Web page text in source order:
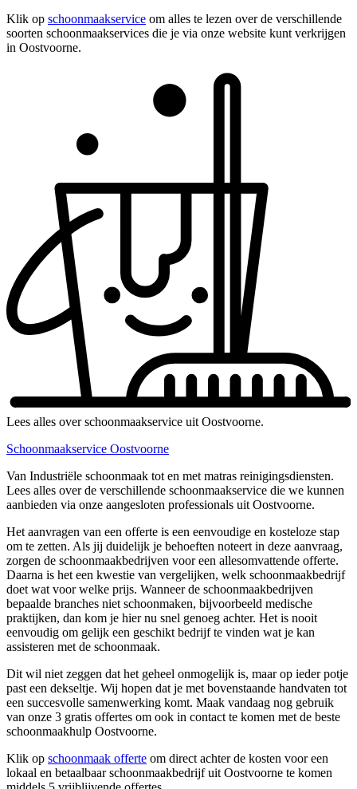
Klik op schoonmaakservice om alles te lezen over de verschillende
soorten schoonmaakservices die je via onze website kunt verkrijgen
in Oostvoorne.
Lees alles over schoonmaakservice uit Oostvoorne.
Schoonmaakservice Oostvoorne
Van Industriële schoonmaak tot en met matras reinigingsdiensten.
Lees alles over de verschillende schoonmaakservice die we kunnen
aanbieden via onze aangesloten professionals uit Oostvoorne.
Het aanvragen van een offerte is een eenvoudige en kosteloze stap
om te zetten. Als jij duidelijk je behoeften noteert in deze aanvraag,
zorgen de schoonmaakbedrijven voor een allesomvattende offerte.
Daarna is het een kwestie van vergelijken, welk schoonmaakbedrijf
doet wat voor welke prijs. Wanneer de schoonmaakbedrijven
bepaalde branches niet schoonmaken, bijvoorbeeld medische
praktijken, dan kom je hier nu snel genoeg achter. Het is nooit
eenvoudig om gelijk een geschikt bedrijf te vinden wat je kan
assisteren met de schoonmaak.
Dit wil niet zeggen dat het geheel onmogelijk is, maar op ieder potje
past een dekseltje. Wij hopen dat je met bovenstaande handvaten tot
een succesvolle samenwerking komt. Maak vandaag nog gebruik
van onze 3 gratis offertes om ook in contact te komen met de beste
schoonmaakhulp Oostvoorne.
Klik op schoonmaak offerte om direct achter de kosten voor een
lokaal en betaalbaar schoonmaakbedrijf uit Oostvoorne te komen